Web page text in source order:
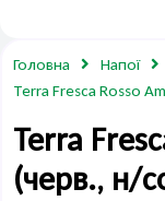
Головна Напої
Terra Fresca Rosso
Terra
(черв., н/